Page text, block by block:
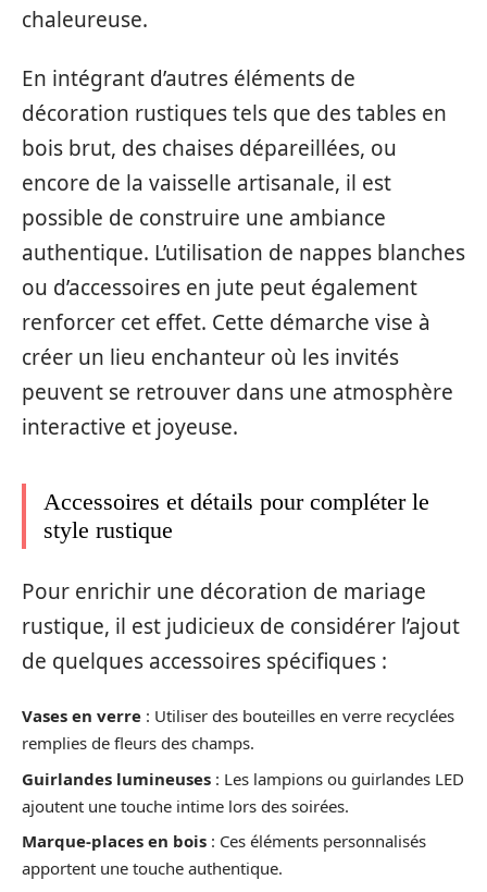
chaleureuse.
En intégrant d’autres éléments de
décoration rustiques tels que des tables en
bois brut, des chaises dépareillées, ou
encore de la vaisselle artisanale, il est
possible de construire une ambiance
authentique. L’utilisation de nappes blanches
ou d’accessoires en jute peut également
renforcer cet effet. Cette démarche vise à
créer un lieu enchanteur où les invités
peuvent se retrouver dans une atmosphère
interactive et joyeuse.
Accessoires et détails pour compléter le
style rustique
Pour enrichir une décoration de mariage
rustique, il est judicieux de considérer l’ajout
de quelques accessoires spécifiques :
Vases en verre : Utiliser des bouteilles en verre recyclées
remplies de fleurs des champs.
Guirlandes lumineuses : Les lampions ou guirlandes LED
ajoutent une touche intime lors des soirées.
Marque-places en bois : Ces éléments personnalisés
apportent une touche authentique.